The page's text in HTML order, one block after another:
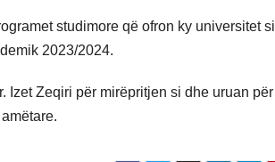
studimore që ofron ky universitet si
2023/2024.
Izet Zeqiri për mirëpritjen si dhe uruan për